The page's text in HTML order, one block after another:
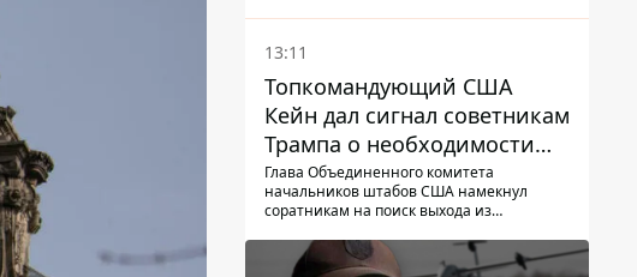
13:11
Топкомандующий США
Кейн дал сигнал советникам
Трампа о необходимости
заканчивать войну с
Ираном – СМИ
Глава Объединенного комитета
начальников штабов США намекнул
соратникам на поиск выхода из